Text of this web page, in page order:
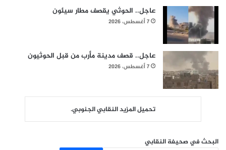
عاجل.. الحوثي يقصف مطار سيئون
7 أغسطس، 2026
عاجل.. قصف مدينة مأرب من قبل الحوثيون
7 أغسطس، 2026
تحميل المزيد النقابي الجنوبي.
البحث في صحيفة النقابي